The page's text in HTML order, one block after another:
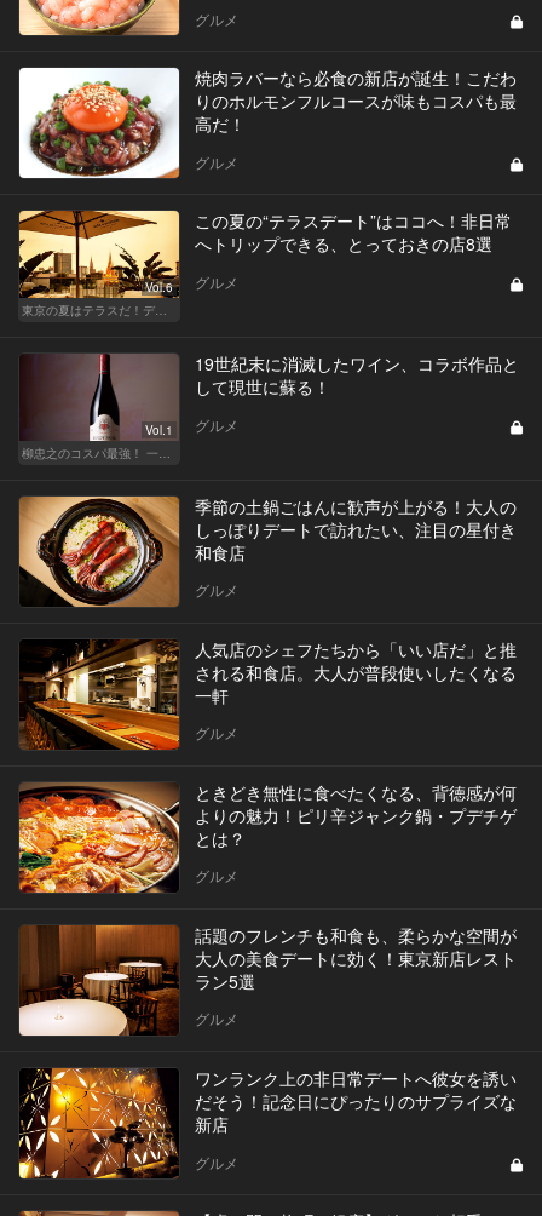
グルメ
焼肉ラバーなら必食の新店が誕生！こだわ
りのホルモンフルコースが味もコスパも最
高だ！
グルメ
Vol.6
この夏の“テラスデート”はココへ！非日常
へトリップできる、とっておきの店8選
グルメ
Vol.1
19世紀末に消滅したワイン、コラボ作品と
して現世に蘇る！
グルメ
季節の土鍋ごはんに歓声が上がる！大人の
しっぽりデートで訪れたい、注目の星付き
和食店
グルメ
人気店のシェフたちから「いい店だ」と推
される和食店。大人が普段使いしたくなる
一軒
グルメ
ときどき無性に食べたくなる、背徳感が何
よりの魅力！ピリ辛ジャンク鍋・プデチゲ
とは？
グルメ
話題のフレンチも和食も、柔らかな空間が
大人の美食デートに効く！東京新店レスト
ラン5選
グルメ
ワンランク上の非日常デートへ彼女を誘い
だそう！記念日にぴったりのサプライズな
新店
グルメ